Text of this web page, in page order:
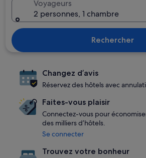
Voyageurs
2 personnes, 1 chambre
Rechercher
Changez d’avis
Réservez des hôtels avec
Faites-vous plaisir
Connectez-vous pour
des milliers d’hôtels.
Se connecter
Trouvez votre bonheur